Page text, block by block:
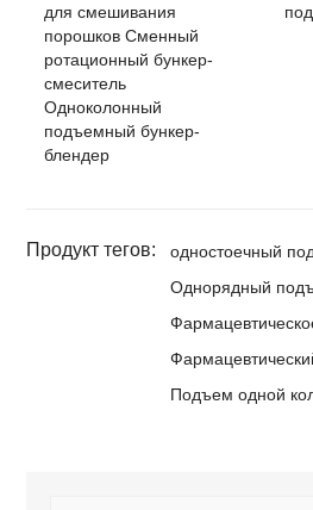
для смешивания
порошков Сменный
ротационный бункер-
смеситель
Одноколонный
подъемный бункер-
блендер
Продукт тегов:
одностоечный
Однорядный
Подъем одной